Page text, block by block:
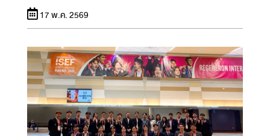
17 พ.ค. 2569